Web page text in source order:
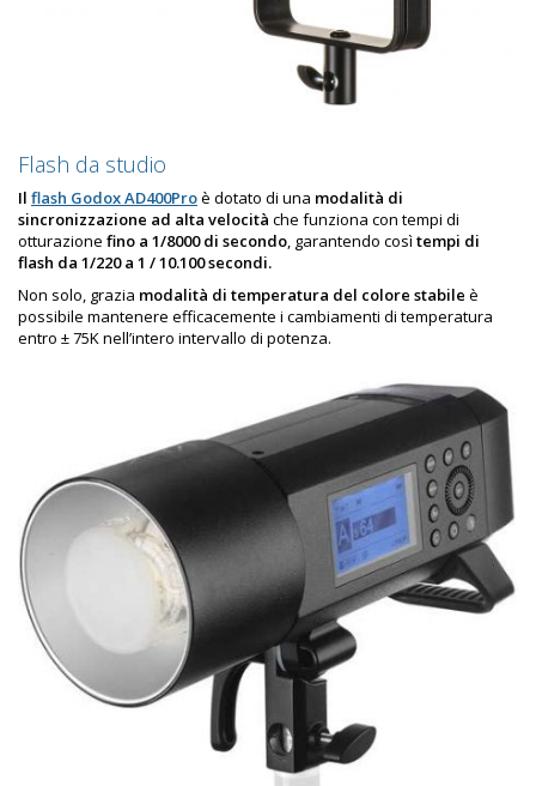
Flash da studio
Il flash Godox AD400Proè dotato di una modalità di
sincronizzazione ad alta velocità che funziona con tempi di
otturazione fino a 1/8000 di secondo, garantendo così tempi di
flash da 1/220 a 1 / 10.100 secondi.
Non solo, grazia modalità di temperatura del colore stabile è
possibile mantenere efficacemente i cambiamenti di temperatura
entro ± 75K nell’intero intervallo di potenza.